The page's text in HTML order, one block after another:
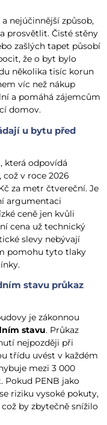
nejúčinnější způsob,
prosvětlit. Čisté stěny
zašlých tapet působí
že o byt bylo
několika tisíc korun
víc než nákup
a pomáhá zájemcům
domov.
u bytu před
která odpovídá
v roce 2026
za metr čtvereční. Je
argumentaci
ceně jen kvůli
cena už technický
slevy nebývají
pomohu tyto tlaky
stavu průkaz
je zákonnou
stavu. Průkaz
nejpozději při
třídu uvést v každém
mezi 3 000
Pokud PENB jako
riziku vysoké pokuty,
by zbytečně snížilo